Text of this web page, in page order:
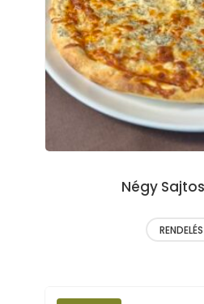
Négy
RENDELÉS